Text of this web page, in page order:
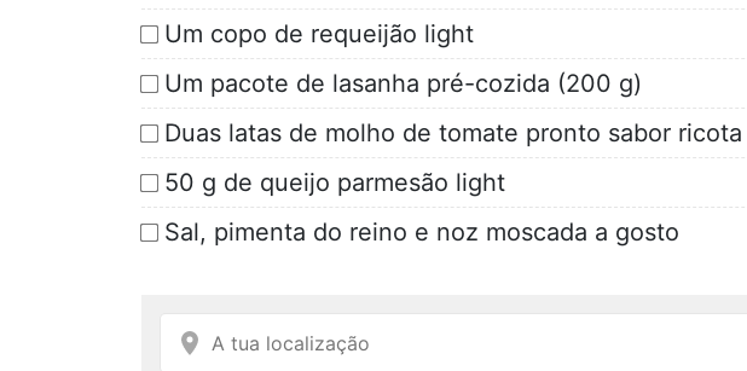
Um copo de requeijão light
Um pacote de lasanha pré-cozida (200 g)
Duas latas de molho de tomate pronto sabor ricota
50 g de queijo parmesão light
Sal, pimenta do reino e noz moscada a gosto